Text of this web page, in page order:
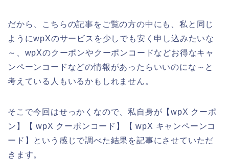
だから、こちらの記事をご覧の方の中にも、私と同じ
ようにwpXのサービスを少しでも安く申し込みたいな
～、wpXのクーポンやクーポンコードなどお得なキャ
ンペーンコードなどの情報があったらいいのにな～と
考えている人もいるかもしれません。
そこで今回はせっかくなので、私自身が【wpX クーポ
ン】【 wpX クーポンコード】【 wpX キャンペーンコ
ード】という感じで調べた結果を記事にさせていただ
きます。